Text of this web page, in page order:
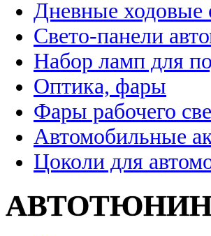
Дневные ходовые
Свето-панели
Набор ламп для
Оптика, фары
Фары рабочего
Автомобильные
Цоколи для